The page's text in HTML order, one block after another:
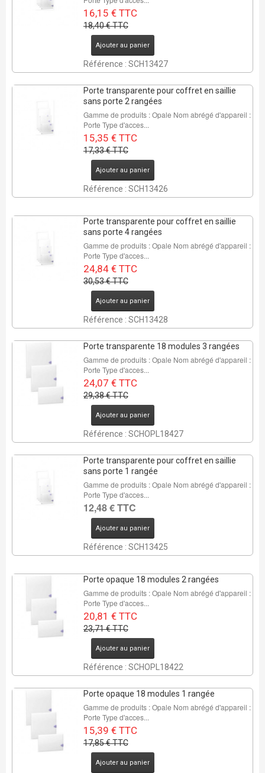
16,15 € TTC
18,40 € TTC
Ajouter au panier
Référence : SCH13427
Porte transparente pour coffret en saillie
sans porte 2 rangées
Gamme de produits : Opale Nom abrégé d'appareil :
Porte Type d'acces...
15,35 € TTC
17,33 € TTC
Ajouter au panier
Référence : SCH13426
Porte transparente pour coffret en saillie
sans porte 4 rangées
Gamme de produits : Opale Nom abrégé d'appareil :
Porte Type d'acces...
24,84 € TTC
30,53 € TTC
Ajouter au panier
Référence : SCH13428
Porte transparente 18 modules 3 rangées
Gamme de produits : Opale Nom abrégé d'appareil :
Porte Type d'acces...
24,07 € TTC
29,38 € TTC
Ajouter au panier
Référence : SCHOPL18427
Porte transparente pour coffret en saillie
sans porte 1 rangée
Gamme de produits : Opale Nom abrégé d'appareil :
Porte Type d'acces...
12,48 € TTC
Ajouter au panier
Référence : SCH13425
Porte opaque 18 modules 2 rangées
Gamme de produits : Opale Nom abrégé d'appareil :
Porte Type d'acces...
20,81 € TTC
23,71 € TTC
Ajouter au panier
Référence : SCHOPL18422
Porte opaque 18 modules 1 rangée
Gamme de produits : Opale Nom abrégé d'appareil :
Porte Type d'acces...
15,39 € TTC
17,85 € TTC
Ajouter au panier